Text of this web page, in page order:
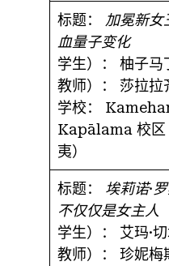
标题：
加冕新女
血量子变化
学生）：
柚子马
教师）：
莎拉拉
学校：
Kapālama 校区
夷）
标题：
埃莉诺·
不仅仅是女主人
学生）：
艾玛·
教师）：
珍妮梅